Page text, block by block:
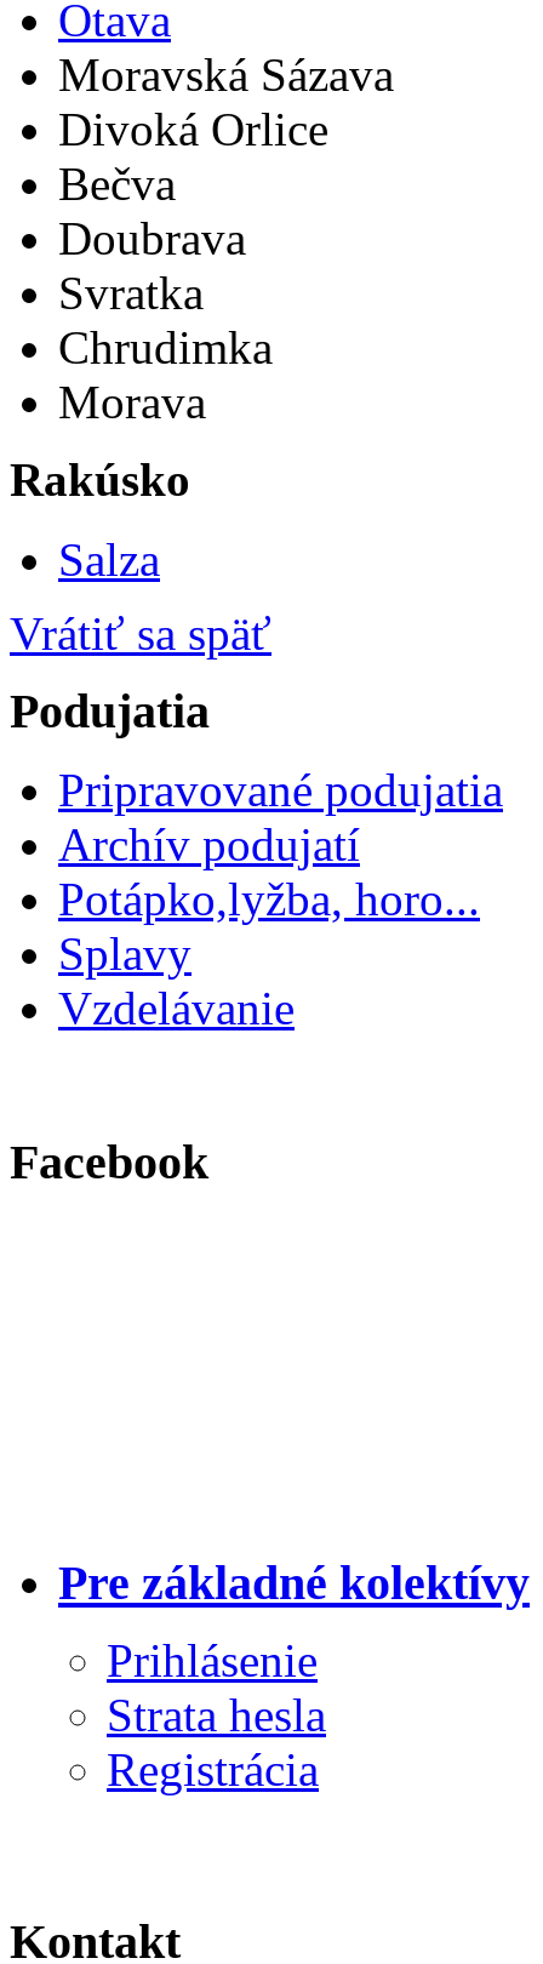
Otava
Moravská Sázava
Divoká Orlice
Bečva
Doubrava
Svratka
Chrudimka
Morava
Rakúsko
Salza
Vrátiť sa späť
Podujatia
Pripravované podujatia
Archív podujatí
Potápko,lyžba, horo...
Splavy
Vzdelávanie
Facebook
Pre základné kolektívy
Prihlásenie
Strata hesla
Registrácia
Kontakt